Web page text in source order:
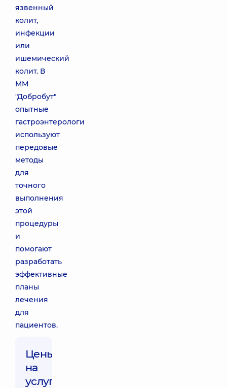
язвенный
колит,
инфекции
или
ишемический
колит. В
ММ
"Добробут"
опытные
гастроэнтерологи
используют
передовые
методы
для
точного
выполнения
этой
процедуры
и
помогают
разработать
эффективные
планы
лечения
для
пациентов.
Цены
на
услуги: